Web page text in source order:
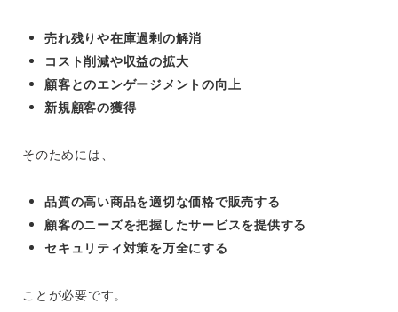
売れ残りや在庫過剰の解消
コスト削減や収益の拡大
顧客とのエンゲージメントの向上
新規顧客の獲得
そのためには、
品質の高い商品を適切な価格で販売する
顧客のニーズを把握したサービスを提供する
セキュリティ対策を万全にする
ことが必要です。